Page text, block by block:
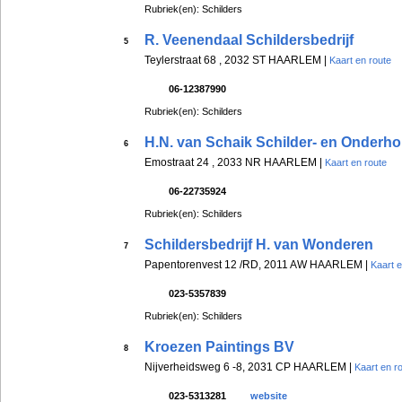
Rubriek(en): Schilders
5 R. Veenendaal Schildersbedrijf
Teylerstraat 68 , 2032 ST HAARLEM | Kaart en route
06-12387990
Rubriek(en): Schilders
6 H.N. van Schaik Schilder- en
Emostraat 24 , 2033 NR HAARLEM | Kaart en route
06-22735924
Rubriek(en): Schilders
7 Schildersbedrijf H. van Wonderen
Papentorenvest 12 /RD, 2011 AW HAARLEM | Kaart
023-5357839
Rubriek(en): Schilders
8 Kroezen Paintings BV
Nijverheidsweg 6 -8, 2031 CP HAARLEM | Kaart en
023-5313281 website